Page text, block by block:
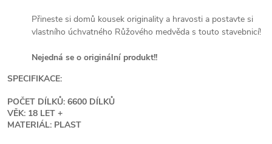
Přineste si domů kousek originality a hravosti a postavte si
vlastního úchvatného Růžového medvěda s touto stavebnicí!
Nejedná se o originální produkt!!
SPECIFIKACE:
POČET DÍLKŮ: 6600 DÍLKŮ
VĚK: 18 LET +
MATERIÁL: PLAST